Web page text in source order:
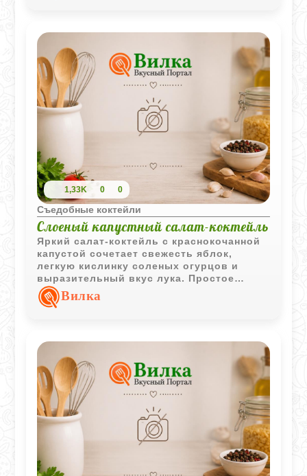
1,33K 0 0
Съедобные коктейли
Слоеный капустный салат-коктейль
Яркий салат-коктейль с краснокочанной
капустой сочетает свежесть яблок,
легкую кислинку соленых огурцов и
выразительный вкус лука. Простое
блюдо с интересной текстурой и
красивой подачей.
Вилка